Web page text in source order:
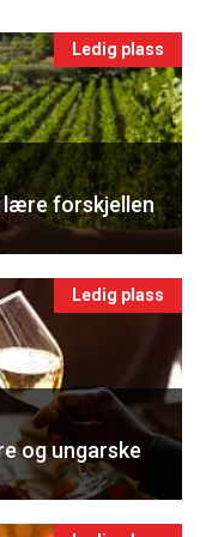
Ledig plass
lære forskjellen
Ledig plass
og ungarske